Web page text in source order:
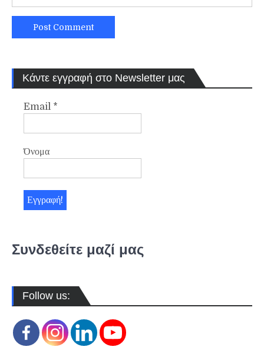
Κάντε εγγραφή στο Newsletter μας
Email *
Όνομα
Συνδεθείτε μαζί μας
Follow us: